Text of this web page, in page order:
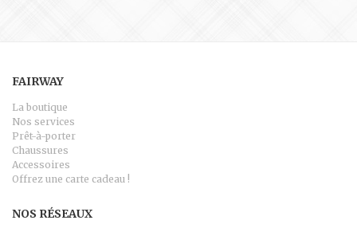
FAIRWAY
La boutique
Nos services
Prêt-à-porter
Chaussures
Accessoires
Offrez une carte cadeau !
NOS RÉSEAUX